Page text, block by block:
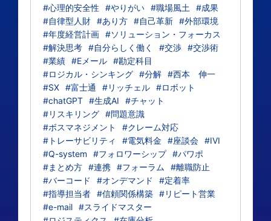
#心理的安全性
#やりがい #職場風土
#成果
#自律型人財 #あり方 #自己革新 #外部環境
#年度経営計画 #ソリューション・フォーカス
#解決思考 #自分らしく働く #交渉 #交渉術
#業績 #Eメール #勘定科目
#ロジカル・シンキング #分解 #西本 伸一
#SX #富士通 #リッチェル #ロボット
#chatGPT #生成AI
#チャット
#リスキリング #問題意識
#ボスマネジメント
#クレーム対応
#トレーサビリティ
#電気料金 #座談会 #IVI
#Q-system
#フォロワーシップ #パワポ
#まとめ方 #連携 #フォーラム
#離職防止
#バーコード
#オンデマンド
#定着率
#指導担当者 #信頼関係構築 #リピート営業
#e-mail #スライドマスター